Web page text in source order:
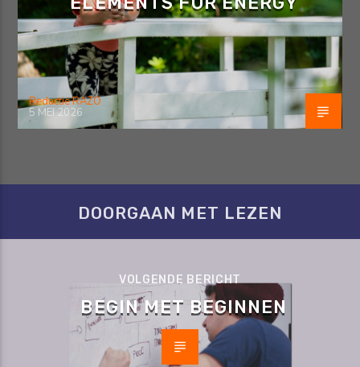
Redactie RAZO
5 MEI 2026
DOORGAAN MET LEZEN
VOLGENDE BERICHT
BEGIN MET BEGINNEN